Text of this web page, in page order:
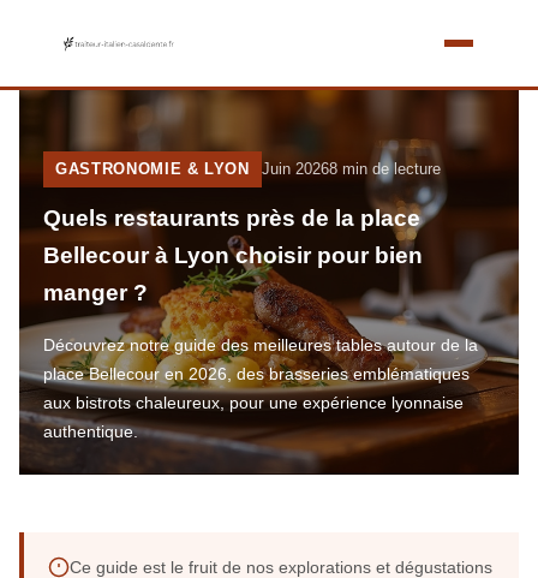
GASTRONOMIE & LYON Juin 20268 min de lecture
Quels restaurants près de la place
Bellecour à Lyon choisir pour bien
manger ?
Découvrez notre guide des meilleures tables autour de la
place Bellecour en 2026, des brasseries emblématiques
aux bistrots chaleureux, pour une expérience lyonnaise
authentique.
Ce guide est le fruit de nos explorations et dégustations